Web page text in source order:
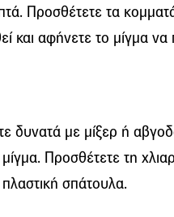
Προσθέτετε τα
και αφήνετε το μίγμα να
δυνατά με μίξερ ή
Προσθέτετε τη
σπάτουλα.